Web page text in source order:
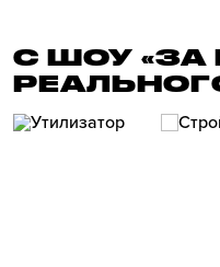
С ШОУ «ЗА